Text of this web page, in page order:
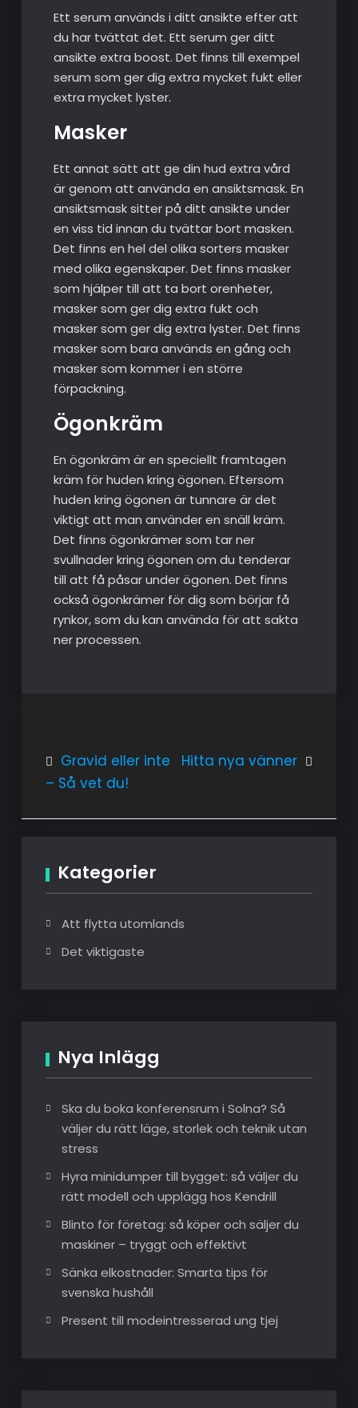
Ett serum används i ditt ansikte efter att
du har tvättat det. Ett serum ger ditt
ansikte extra boost. Det finns till exempel
serum som ger dig extra mycket fukt eller
extra mycket lyster.
Masker
Ett annat sätt att ge din hud extra vård
är genom att använda en ansiktsmask. En
ansiktsmask sitter på ditt ansikte under
en viss tid innan du tvättar bort masken.
Det finns en hel del olika sorters masker
med olika egenskaper. Det finns masker
som hjälper till att ta bort orenheter,
masker som ger dig extra fukt och
masker som ger dig extra lyster. Det finns
masker som bara används en gång och
masker som kommer i en större
förpackning.
Ögonkräm
En ögonkräm är en speciellt framtagen
kräm för huden kring ögonen. Eftersom
huden kring ögonen är tunnare är det
viktigt att man använder en snäll kräm.
Det finns ögonkrämer som tar ner
svullnader kring ögonen om du tenderar
till att få påsar under ögonen. Det finns
också ögonkrämer för dig som börjar få
rynkor, som du kan använda för att sakta
ner processen.
Inläggsnavigering
Gravid eller inte
– Så vet du!
Hitta nya vänner
Kategorier
Att flytta utomlands
Det viktigaste
Nya Inlägg
Ska du boka konferensrum i Solna? Så
väljer du rätt läge, storlek och teknik utan
stress
Hyra minidumper till bygget: så väljer du
rätt modell och upplägg hos Kendrill
Blinto för företag: så köper och säljer du
maskiner – tryggt och effektivt
Sänka elkostnader: Smarta tips för
svenska hushåll
Present till modeintresserad ung tjej